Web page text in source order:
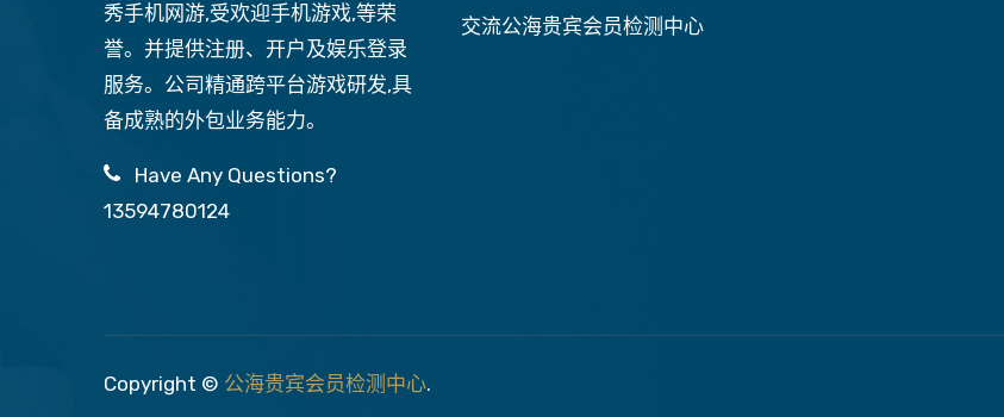
秀手机网游,受欢迎手机游戏,等荣
誉。并提供注册、开户及娱乐登录
服务。公司精通跨平台游戏研发,具
备成熟的外包业务能力。
Have Any Questions?
13594780124
交流公海贵宾会员检测中心
Copyright © 公海贵宾会员检测中心.